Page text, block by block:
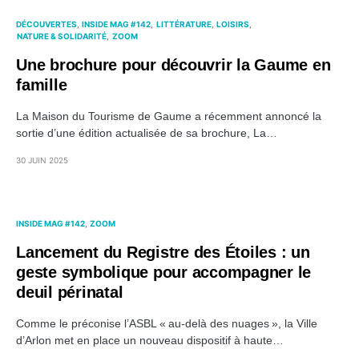
DÉCOUVERTES INSIDE MAG #142 LITTÉRATURE LOISIRS
NATURE & SOLIDARITÉ ZOOM
Une brochure pour découvrir la Gaume en
famille
La Maison du Tourisme de Gaume a récemment annoncé la
sortie d’une édition actualisée de sa brochure, La…
30 JUIN 2025
INSIDE MAG #142 ZOOM
Lancement du Registre des Étoiles : un
geste symbolique pour accompagner le
deuil périnatal
Comme le préconise l’ASBL « au-delà des nuages », la Ville
d’Arlon met en place un nouveau dispositif à haute…